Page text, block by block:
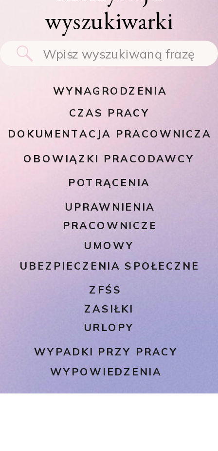
wyszukiwarki
Search
for:
CZAS PRACY
DOKUMENTACJA PRACOWNICZA
OBOWIĄZKI PRACODAWCY
POTRĄCENIA
UMOWY
UBEZPIECZENIA SPOŁECZNE
URLOPY
UPRAWNIENIA
PRACOWNICZE
WYNAGRODZENIA
WYPADKI PRZY PRACY
WYPOWIEDZENIA
ZASIŁKI
ZFŚS